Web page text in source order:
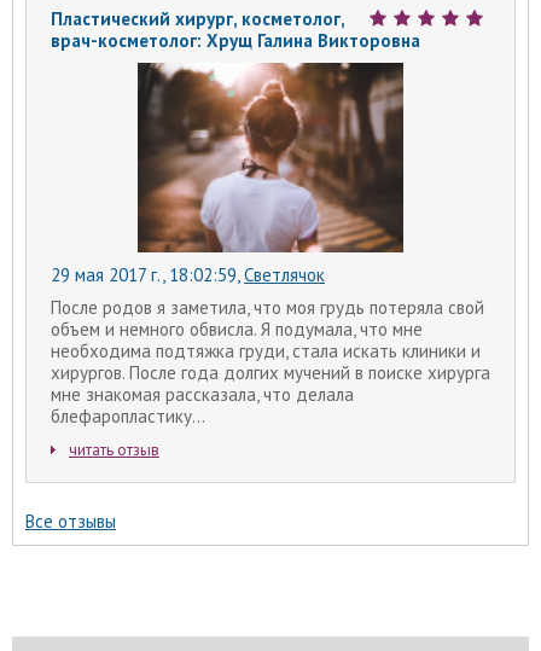
Пластический хирург, косметолог,
врач-косметолог: Хрущ Галина Викторовна
29 мая 2017 г., 18:02:59,Светлячок
После родов я заметила, что моя грудь потеряла свой
объем и немного обвисла. Я подумала, что мне
необходима подтяжка груди, стала искать клиники и
хирургов. После года долгих мучений в поиске хирурга
мне знакомая рассказала, что делала
блефаропластику...
читать отзыв
Все отзывы